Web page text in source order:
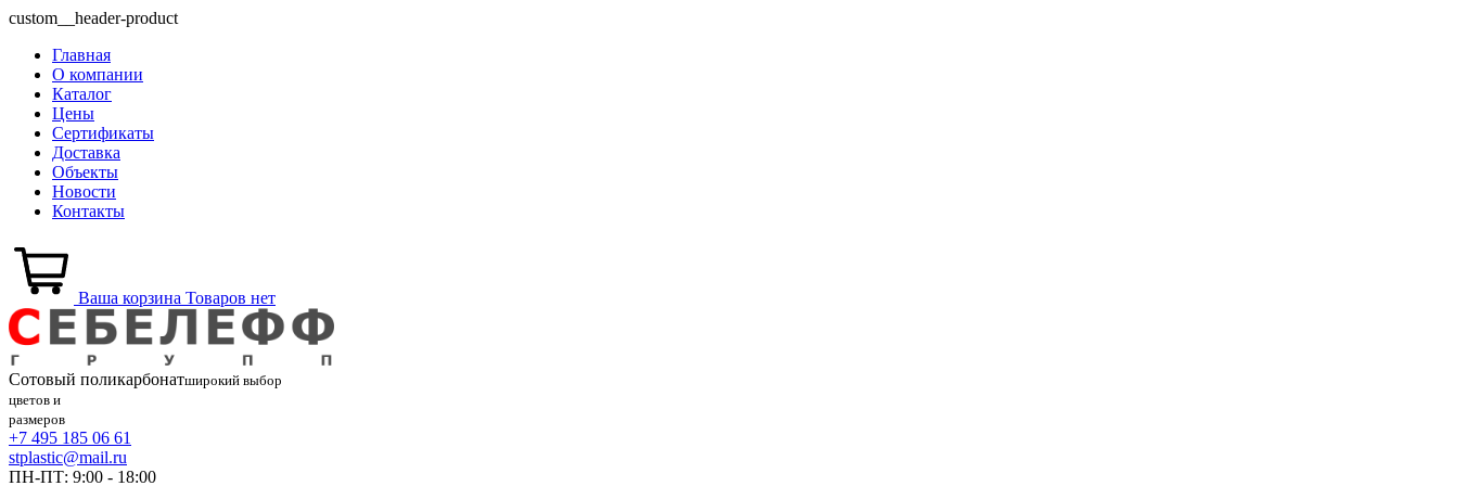
custom__header-product
Главная
О компании
Каталог
Цены
Сертификаты
Доставка
Объекты
Новости
Контакты
Ваша корзина Товаров нет
Сотовый поликарбонатширокий выбор
цветов и
размеров
+7 495 185 06 61
stplastic@mail.ru
ПН-ПТ: 9:00 - 18:00